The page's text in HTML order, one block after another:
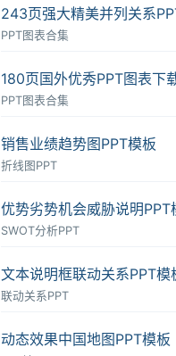
243页强大精美并列关系
PPT图表合集
180页国外优秀PPT图表下
PPT图表合集
销售业绩趋势图PPT模板
折线图PPT
优势劣势机会威胁说明PPT
SWOT分析PPT
文本说明框联动关系PPT模
联动关系PPT
动态效果中国地图PPT模板